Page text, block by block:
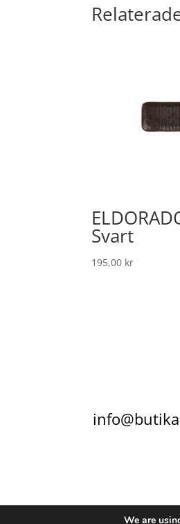
Svart
195,00 kr
KONTAKTWe are